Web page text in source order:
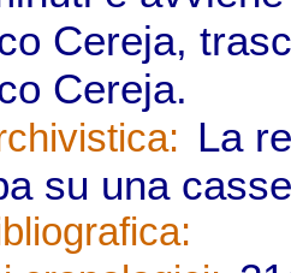
Cereja,
Cereja.
La
su una